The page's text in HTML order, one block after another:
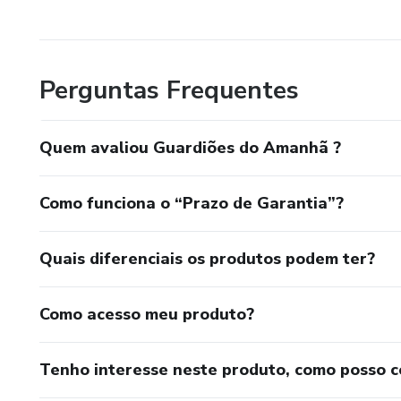
Perguntas Frequentes
Quem avaliou Guardiões do Amanhã ?
Como funciona o “Prazo de Garantia”?
Quais diferenciais os produtos podem ter?
Como acesso meu produto?
Tenho interesse neste produto, como posso